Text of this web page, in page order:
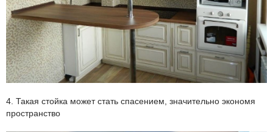
4. Такая стойка может стать спасением, значительно экономя
пространство